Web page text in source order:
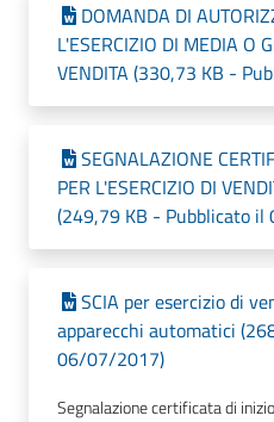
DOMANDA DI
L'ESERCIZIO DI MEDIA O
VENDITA (330,73 KB -
SEGNALAZIONE
PER L'ESERCIZIO DI
(249,79 KB - Pubblicato
SCIA per esercizio di
apparecchi automatici
06/07/2017)
Segnalazione certificata di